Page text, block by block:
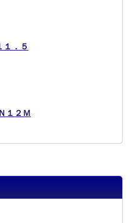
．５
１２Ｍ